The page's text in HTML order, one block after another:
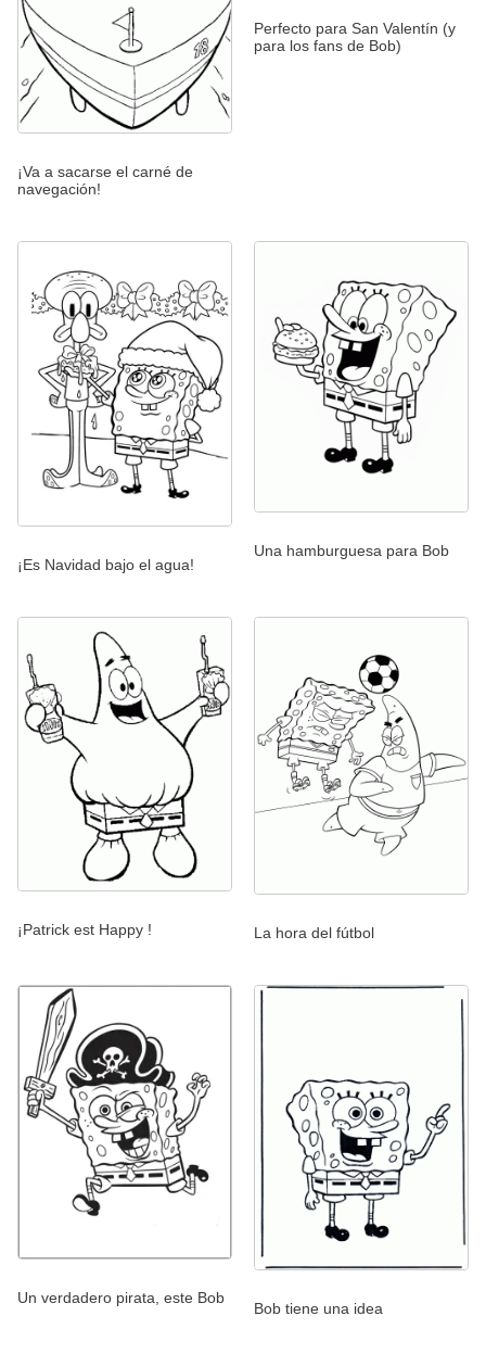
¡Va a sacarse el carné de
navegación!
Perfecto para San Valentín (y
para los fans de Bob)
¡Es Navidad bajo el agua!
Una hamburguesa para Bob
¡Patrick est Happy ! La hora del fútbol
Un verdadero pirata, este Bob
Bob tiene una idea